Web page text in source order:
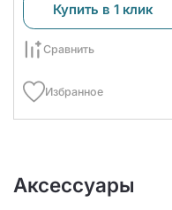
Купить в 1 клик
Сравнить
Избранное
Аксессуары